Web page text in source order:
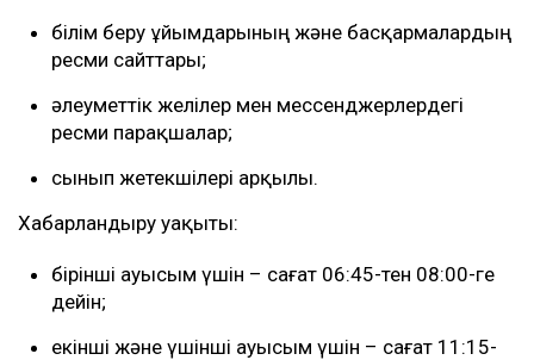
білім беру ұйымдарының және басқармалардың
ресми сайттары;
әлеуметтік желілер мен мессенджерлердегі
ресми парақшалар;
сынып жетекшілері арқылы.
Хабарландыру уақыты:
бірінші ауысым үшін – сағат 06:45-тен 08:00-ге
дейін;
екінші және үшінші ауысым үшін – сағат 11:15-